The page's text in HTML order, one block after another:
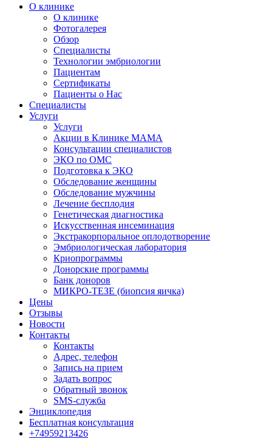
О клинике
О клинике
Фотогалерея
Обзор
Специалисты
Технологии эмбриологии
Пациентам
Сертификаты
Пациенты о Нас
Специалисты
Услуги
Услуги
Акции в Клинике МАМА
Консультации специалистов
ЭКО по ОМС
Подготовка к ЭКО
Обследование женщины
Обследование мужчины
Лечение бесплодия
Генетическая диагностика
Искусственная инсеминация
Экстракорпоральное оплодотворение
Эмбриологическая лаборатория
Криопрограммы
Донорские программы
Банк доноров
МИКРО-ТЕЗЕ (биопсия яичка)
Цены
Отзывы
Новости
Контакты
Контакты
Адрес, телефон
Запись на прием
Задать вопрос
Обратный звонок
SMS-служба
Энциклопедия
Бесплатная консультация
+74959213426